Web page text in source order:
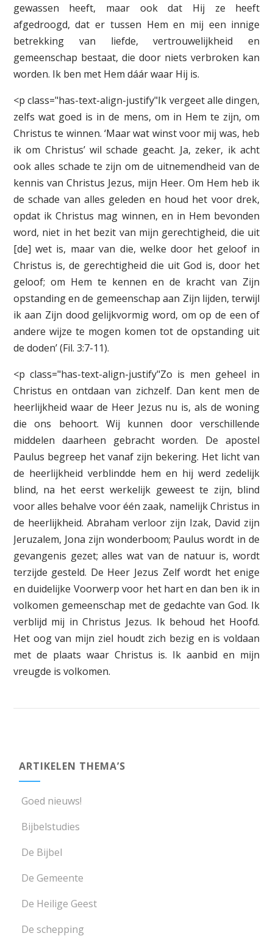
gewassen heeft, maar ook dat Hij ze heeft
afgedroogd, dat er tussen Hem en mij een innige
betrekking van liefde, vertrouwelijkheid en
gemeenschap bestaat, die door niets verbroken kan
worden. Ik ben met Hem dáár waar Hij is.
<p class="has-text-align-justify"Ik vergeet alle dingen,
zelfs wat goed is in de mens, om in Hem te zijn, om
Christus te winnen. ‘Maar wat winst voor mij was, heb
ik om Christus’ wil schade geacht. Ja, zeker, ik acht
ook alles schade te zijn om de uitnemendheid van de
kennis van Christus Jezus, mijn Heer. Om Hem heb ik
de schade van alles geleden en houd het voor drek,
opdat ik Christus mag winnen, en in Hem bevonden
word, niet in het bezit van mijn gerechtigheid, die uit
[de] wet is, maar van die, welke door het geloof in
Christus is, de gerechtigheid die uit God is, door het
geloof; om Hem te kennen en de kracht van Zijn
opstanding en de gemeenschap aan Zijn lijden, terwijl
ik aan Zijn dood gelijkvormig word, om op de een of
andere wijze te mogen komen tot de opstanding uit
de doden’ (Fil. 3:7-11).
<p class="has-text-align-justify"Zo is men geheel in
Christus en ontdaan van zichzelf. Dan kent men de
heerlijkheid waar de Heer Jezus nu is, als de woning
die ons behoort. Wij kunnen door verschillende
middelen daarheen gebracht worden. De apostel
Paulus begreep het vanaf zijn bekering. Het licht van
de heerlijkheid verblindde hem en hij werd zedelijk
blind, na het eerst werkelijk geweest te zijn, blind
voor alles behalve voor één zaak, namelijk Christus in
de heerlijkheid. Abraham verloor zijn Izak, David zijn
Jeruzalem, Jona zijn wonderboom; Paulus wordt in de
gevangenis gezet; alles wat van de natuur is, wordt
terzijde gesteld. De Heer Jezus Zelf wordt het enige
en duidelijke Voorwerp voor het hart en dan ben ik in
volkomen gemeenschap met de gedachte van God. Ik
verblijd mij in Christus Jezus. Ik behoud het Hoofd.
Het oog van mijn ziel houdt zich bezig en is voldaan
met de plaats waar Christus is. Ik aanbid en mijn
vreugde is volkomen.
ARTIKELEN THEMA’S
Goed nieuws!
Bijbelstudies
De Bijbel
De Gemeente
De Heilige Geest
De schepping